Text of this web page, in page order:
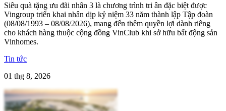
Siêu quà tặng ưu đãi nhân 3 là chương trình tri ân đặc biệt được
Vingroup triển khai nhân dịp kỷ niệm 33 năm thành lập Tập đoàn
(08/08/1993 – 08/08/2026), mang đến thêm quyền lợi dành riêng
cho khách hàng thuộc cộng đồng VinClub khi sở hữu bất động sản
Vinhomes.
Tin tức
01 thg 8, 2026